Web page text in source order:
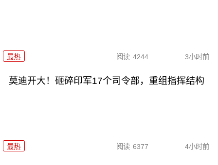
最热 阅读 4244 3小时前
莫迪开大！砸碎印军17个司令部，重组指挥结构
最热 阅读 6377 4小时前